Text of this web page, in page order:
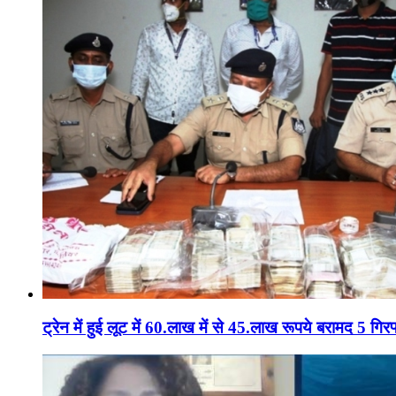
ट्रेन में हुई लूट में 60.लाख में से 45.लाख रूपये बरामद 5